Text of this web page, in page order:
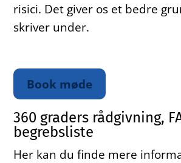
risici. Det giver os et bedre
skriver under.
Book møde
360 graders rådgivning,
begrebsliste
Her kan du finde mere